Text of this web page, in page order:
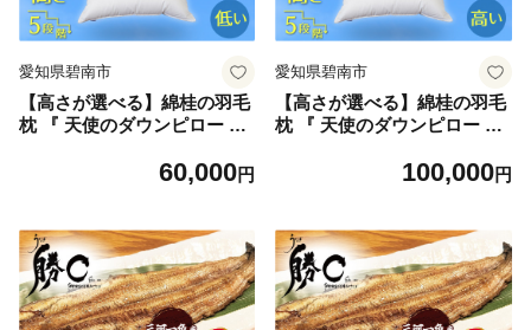
愛知県碧南市
【高さが選べる】綿桂の羽毛
枕 『 天使のダウンピロー 』
/ 低い 寝具 枕 ふかふか ホテ
60,000円
愛知県碧南市
【高さが選べる】綿桂の羽毛
枕 『 天使のダウンピロー 』
/ 高い 寝具 枕 ふかふか ホテ
100,000円